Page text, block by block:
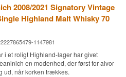
2008/2021 Signatory Vintage
Highland Malt Whisky 70
1147981
i et roligt Highland-lager har givet
en modenhed, der først for alvor
ud, når korken trækkes.